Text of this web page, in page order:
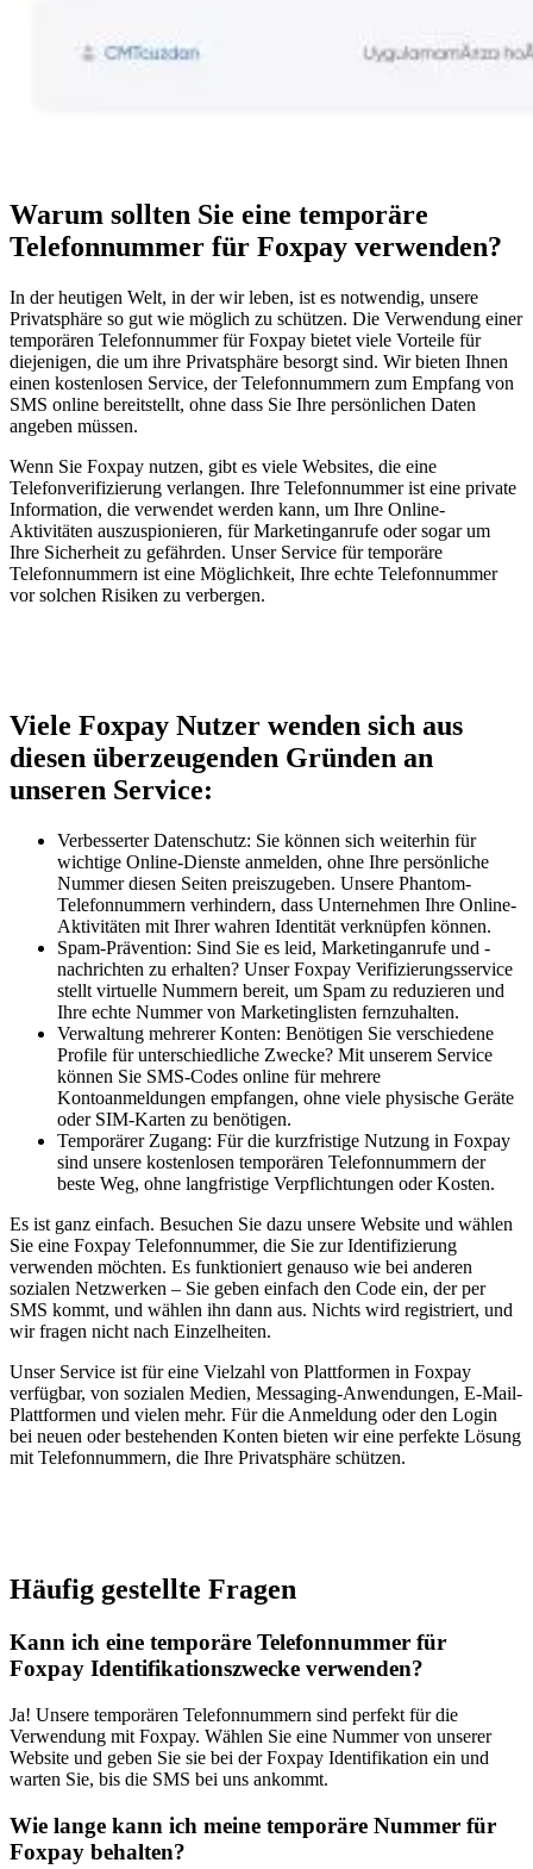
Warum sollten Sie eine temporäre
Telefonnummer für Foxpay verwenden?
In der heutigen Welt, in der wir leben, ist es notwendig, unsere
Privatsphäre so gut wie möglich zu schützen. Die Verwendung einer
temporären Telefonnummer für Foxpay bietet viele Vorteile für
diejenigen, die um ihre Privatsphäre besorgt sind. Wir bieten Ihnen
einen kostenlosen Service, der Telefonnummern zum Empfang von
SMS online bereitstellt, ohne dass Sie Ihre persönlichen Daten
angeben müssen.
Wenn Sie Foxpay nutzen, gibt es viele Websites, die eine
Telefonverifizierung verlangen. Ihre Telefonnummer ist eine private
Information, die verwendet werden kann, um Ihre Online-
Aktivitäten auszuspionieren, für Marketinganrufe oder sogar um
Ihre Sicherheit zu gefährden. Unser Service für temporäre
Telefonnummern ist eine Möglichkeit, Ihre echte Telefonnummer
vor solchen Risiken zu verbergen.
Viele Foxpay Nutzer wenden sich aus
diesen überzeugenden Gründen an
unseren Service:
Verbesserter Datenschutz: Sie können sich weiterhin für
wichtige Online-Dienste anmelden, ohne Ihre persönliche
Nummer diesen Seiten preiszugeben. Unsere Phantom-
Telefonnummern verhindern, dass Unternehmen Ihre Online-
Aktivitäten mit Ihrer wahren Identität verknüpfen können.
Spam-Prävention: Sind Sie es leid, Marketinganrufe und -
nachrichten zu erhalten? Unser Foxpay Verifizierungsservice
stellt virtuelle Nummern bereit, um Spam zu reduzieren und
Ihre echte Nummer von Marketinglisten fernzuhalten.
Verwaltung mehrerer Konten: Benötigen Sie verschiedene
Profile für unterschiedliche Zwecke? Mit unserem Service
können Sie SMS-Codes online für mehrere
Kontoanmeldungen empfangen, ohne viele physische Geräte
oder SIM-Karten zu benötigen.
Temporärer Zugang: Für die kurzfristige Nutzung in Foxpay
sind unsere kostenlosen temporären Telefonnummern der
beste Weg, ohne langfristige Verpflichtungen oder Kosten.
Es ist ganz einfach. Besuchen Sie dazu unsere Website und wählen
Sie eine Foxpay Telefonnummer, die Sie zur Identifizierung
verwenden möchten. Es funktioniert genauso wie bei anderen
sozialen Netzwerken – Sie geben einfach den Code ein, der per
SMS kommt, und wählen ihn dann aus. Nichts wird registriert, und
wir fragen nicht nach Einzelheiten.
Unser Service ist für eine Vielzahl von Plattformen in Foxpay
verfügbar, von sozialen Medien, Messaging-Anwendungen, E-Mail-
Plattformen und vielen mehr. Für die Anmeldung oder den Login
bei neuen oder bestehenden Konten bieten wir eine perfekte Lösung
mit Telefonnummern, die Ihre Privatsphäre schützen.
Häufig gestellte Fragen
Kann ich eine temporäre Telefonnummer für
Foxpay Identifikationszwecke verwenden?
Ja! Unsere temporären Telefonnummern sind perfekt für die
Verwendung mit Foxpay. Wählen Sie eine Nummer von unserer
Website und geben Sie sie bei der Foxpay Identifikation ein und
warten Sie, bis die SMS bei uns ankommt.
Wie lange kann ich meine temporäre Nummer für
Foxpay behalten?